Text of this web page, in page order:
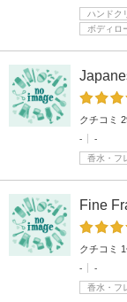
ハンドク
ボディロ
クチコミ
-
-
香水・フ
Fine
クチコミ
-
-
香水・フ